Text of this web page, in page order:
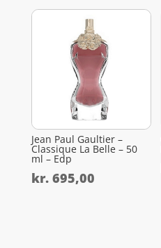
Jean Paul Gaultier –
Classique La Belle – 50
ml – Edp
kr.695,00